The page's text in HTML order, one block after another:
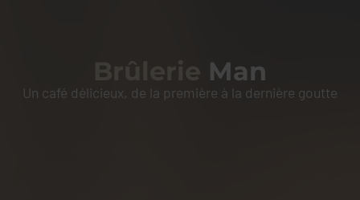
Man
Un café délicieux, de la première à la dernière goutte